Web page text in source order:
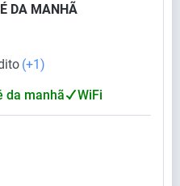
DA MANHÃ
(+1)
da manhã WiFi